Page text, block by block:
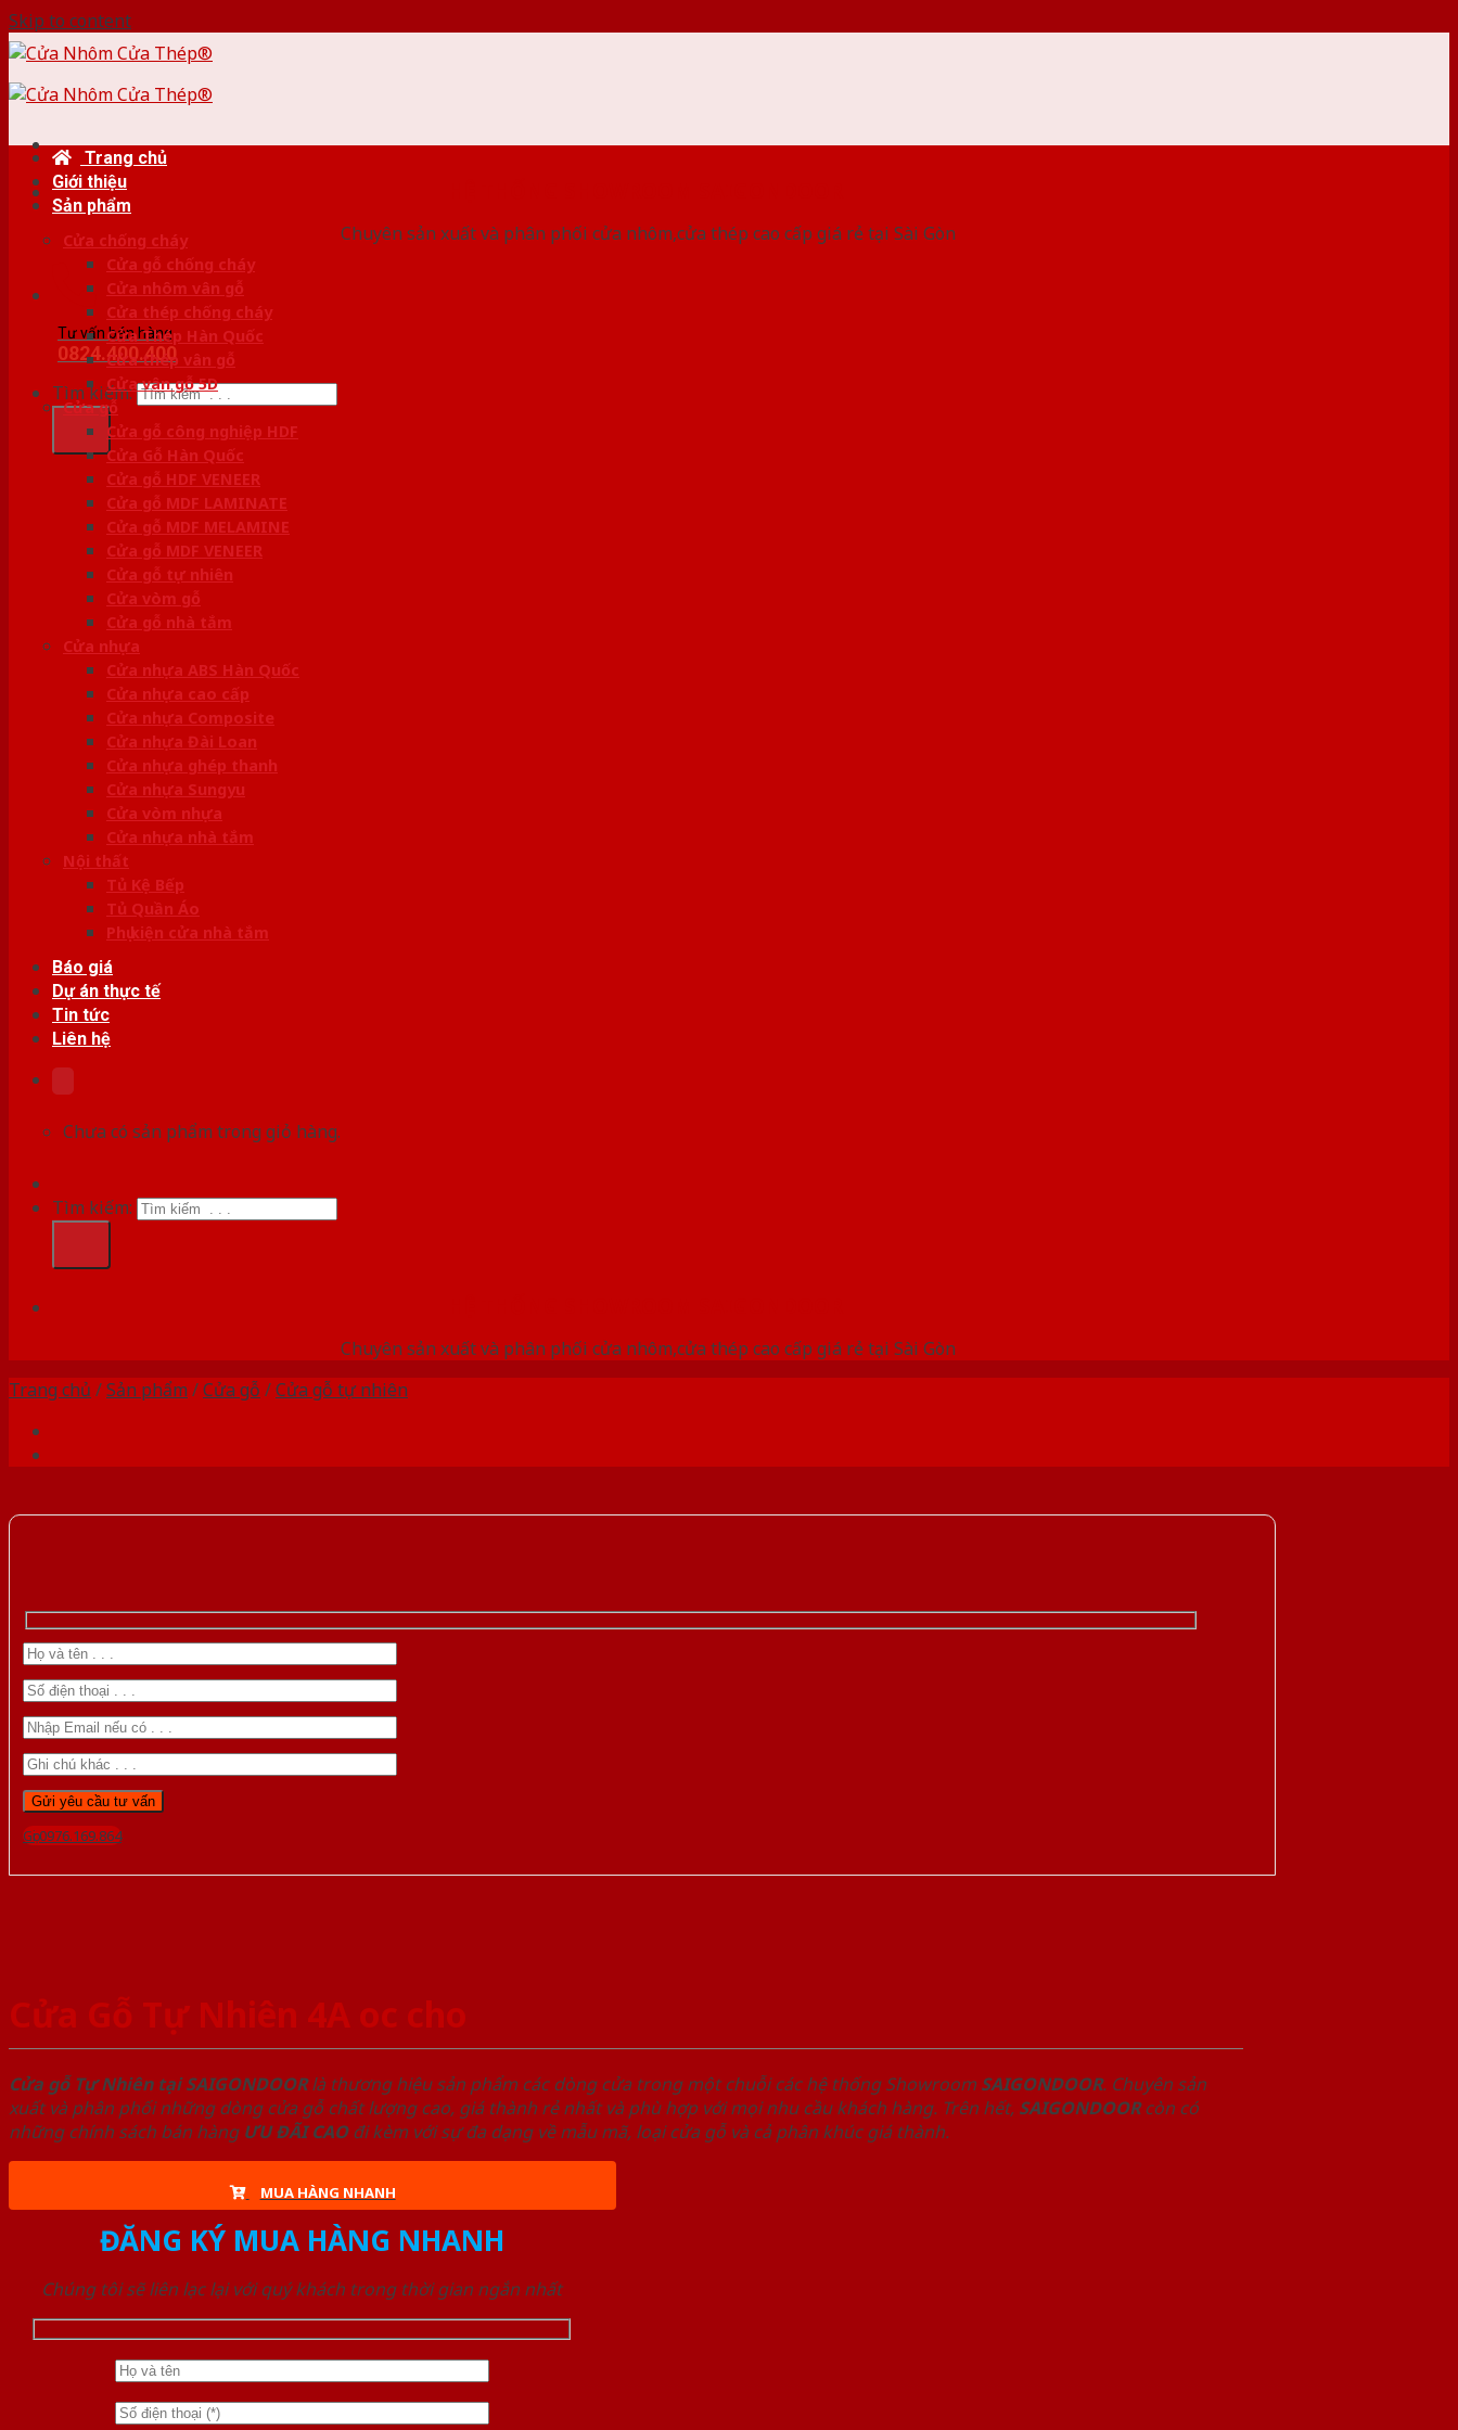
Skip to content
Chuyên sản xuất và phân phối cửa nhôm,cửa thép cao cấp giá rẻ tại Sài Gòn
Tư vấn bán hàng
0824.400.400
Tìm kiếm:
Trang chủ
Giới thiệu
Sản phẩm
Cửa chống cháy
Cửa gỗ chống cháy
Cửa nhôm vân gỗ
Cửa thép chống cháy
Cửa Thép Hàn Quốc
Cửa thép vân gỗ
Cửa vân gỗ 5D
Cửa gỗ
Cửa gỗ công nghiệp HDF
Cửa Gỗ Hàn Quốc
Cửa gỗ HDF VENEER
Cửa gỗ MDF LAMINATE
Cửa gỗ MDF MELAMINE
Cửa gỗ MDF VENEER
Cửa gỗ tự nhiên
Cửa vòm gỗ
Cửa gỗ nhà tắm
Cửa nhựa
Cửa nhựa ABS Hàn Quốc
Cửa nhựa cao cấp
Cửa nhựa Composite
Cửa nhựa Đài Loan
Cửa nhựa ghép thanh
Cửa nhựa Sungyu
Cửa vòm nhựa
Cửa nhựa nhà tắm
Nội thất
Tủ Kệ Bếp
Tủ Quần Áo
Phụ kiện cửa nhà tắm
Báo giá
Dự án thực tế
Tin tức
Liên hệ
Chưa có sản phẩm trong giỏ hàng.
Tìm kiếm:
Chuyên sản xuất và phân phối cửa nhôm,cửa thép cao cấp giá rẻ tại Sài Gòn
Trang chủ /Sản phẩm /Cửa gỗ /Cửa gỗ tự nhiên
Gọi 0976.169.864
Cửa Gỗ Tự Nhiên 4A oc cho
Cửa gỗ Tự Nhiên tại SAIGONDOORlà thương hiệu sản phẩm các dòng cửa trong một chuỗi các hệ thống Showroom SAIGONDOOR. Chuyên sản
xuất và phân phối những dòng cửa gỗ chất lượng cao, giá thành rẻ nhất và phù hợp với mọi nhu cầu khách hàng. Trên hết, SAIGONDOORcòn có
những chính sách bán hàng ƯU ĐÃI CAOđi kèm với sự đa dạng về mẫu mã, loại cửa gỗ và cả phân khúc giá thành.
MUA HÀNG NHANH
ĐĂNG KÝ MUA HÀNG NHANH
Chúng tôi sẽ liên lạc lại với quý khách trong thời gian ngắn nhất